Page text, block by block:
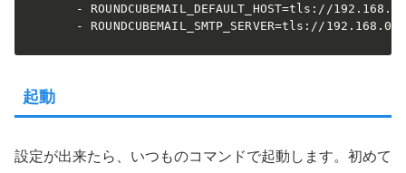
- ROUNDCUBEMAIL_DEFAULT_HOST=tls://
- ROUNDCUBEMAIL_SMTP_SERVER=tls://
起動
設定が出来たら、いつものコマンドで起動します。初めて